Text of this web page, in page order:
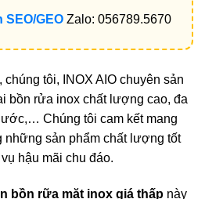
SEO/GEO Zalo: 056789.5670
tôi, INOX AIO chuyên sản
bồn rửa inox chất lượng cao, đa
Chúng tôi cam kết mang
những sản phẩm chất lượng tốt
hậu mãi chu đáo.
bồn rữa mặt inox giá thấp này